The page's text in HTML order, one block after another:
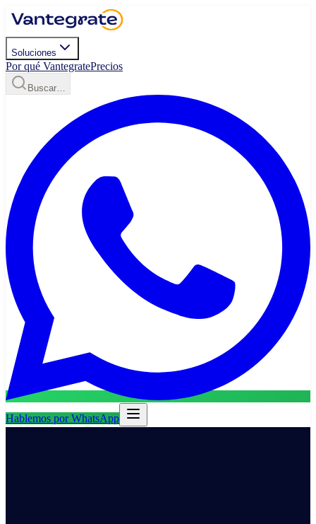
Soluciones
Por qué VantegratePrecios
Buscar…
Hablemos por WhatsApp